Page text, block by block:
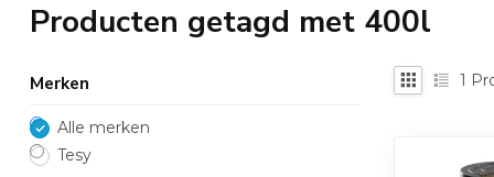
Producten getagd met 400l
Merken
Alle merken
Tesy
1